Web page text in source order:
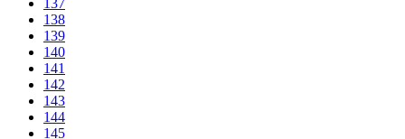
137
138
139
140
141
142
143
144
145